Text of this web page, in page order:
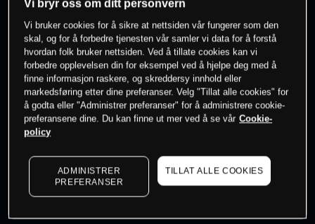
0% av kunder erpå dette instrumentet
Søk om konto
Kursene er veiledende.Log in
Vi bryr oss om ditt personvern
Vi bruker cookies for å sikre at nettsiden vår fungerer som den
skal, og for å forbedre tjenesten vår samler vi data for å forstå
hvordan folk bruker nettsiden. Ved å tillate cookies kan vi
forbedre opplevelsen din for eksempel ved å hjelpe deg med å
finne informasjon raskere, og skreddersy innhold eller
markedsføring etter dine preferanser. Velg "Tillat alle cookies" for
å godta eller "Administrer preferanser" for å administrere cookie-
preferansene dine. Du kan finne ut mer ved å se vår Cookie-
policy
ADMINISTRER
PREFERANSER
TILLAT ALLE COOKIES